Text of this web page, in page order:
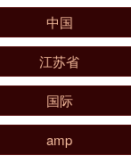
中国
江苏省
国际
amp